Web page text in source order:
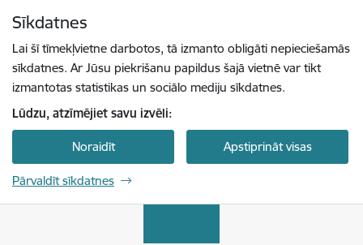
Sīkdatnes
Lai šī tīmekļvietne darbotos, tā izmanto obligāti nepieciešamās
sīkdatnes. Ar Jūsu piekrišanu papildus šajā vietnē var tikt
izmantotas statistikas un sociālo mediju sīkdatnes.
Lūdzu, atzīmējiet savu izvēli:
Noraidīt Apstiprināt visas
Pārvaldīt sīkdatnes